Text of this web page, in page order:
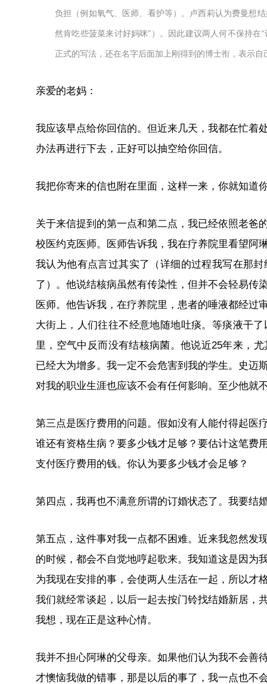
负担（例如氧气、医师、看护等）。卢西莉认为费曼想
然肯吃些菠菜来讨好妈咪”）。因此建议两人何不保持在
正式的写法，还在名字后面加上刚得到的博士衔，表示自
亲爱的老妈：
我应该早点给你回信的。但近来几天，我都在忙着
办法再进行下去，正好可以抽空给你回信。
我把你寄来的信也附在里面，这样一来，你就知道
关于来信提到的第一点和第二点，我已经依照老爸
校医约克医师。医师告诉我，我在疗养院里看望阿
我认为他有点言过其实了（详细的过程我写在那
了）。他说结核病虽然有传染性，但并不会轻易传
医师。他告诉我，在疗养院里，患者的唾液都经过
大街上，人们往往不经意地随地吐痰。等痰液干
里，空气中反而没有结核病菌。他说近25年来，
已经大为增多。我一定不会危害到我的学生。史迈
对我的职业生涯也应该不会有任何影响。至少他就
第三点是医疗费用的问题。假如没有人能付得起医
谁还有资格生病？要多少钱才足够？要估计这笔费
支付医疗费用的钱。你认为要多少钱才会足够？
第四点，我再也不满意所谓的订婚状态了。我要结
第五点，这件事对我一点都不困难。近来我忽然发
的时候，都会不自觉地哼起歌来。我知道这是因为
为我现在安排的事，会使两人生活在一起，所以才
我们就经常谈起，以后一起去按门铃找结婚新居，
我想，现在正是这种心情。
我并不担心阿琳的父母亲。如果他们认为我不会善
才懊恼我做的错事，那是以后的事了，我一点也不